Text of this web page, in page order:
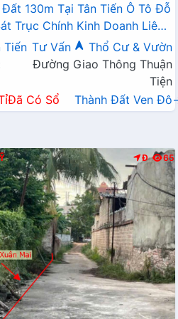
130m Tại Tân Tiến Ô Tô Đỗ
Trục Chính Kinh Doanh Liên
Tiến Tư Vấn
Thổ Cư & Vườn
Đường Giao Thông Thuận
Tiện
Đã Có Sổ Thành Đất Ven
Đ 65